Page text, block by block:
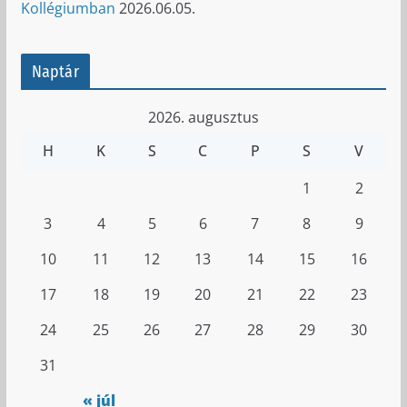
Kollégiumban 2026.06.05.
Naptár
2026. augusztus
H
K S C P S V
« júl
1
2
3
4 5 6 7 8
9
10
11 12 13 14 15
16
17
18 19 20 21 22
23
24
25 26 27 28 29
30
31